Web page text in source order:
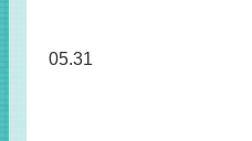
05.31